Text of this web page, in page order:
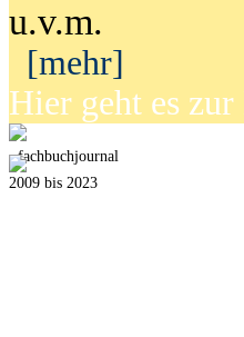
u.v.m.
[mehr]
Hier geht es
fachbuchjournal
2009 bis 2023